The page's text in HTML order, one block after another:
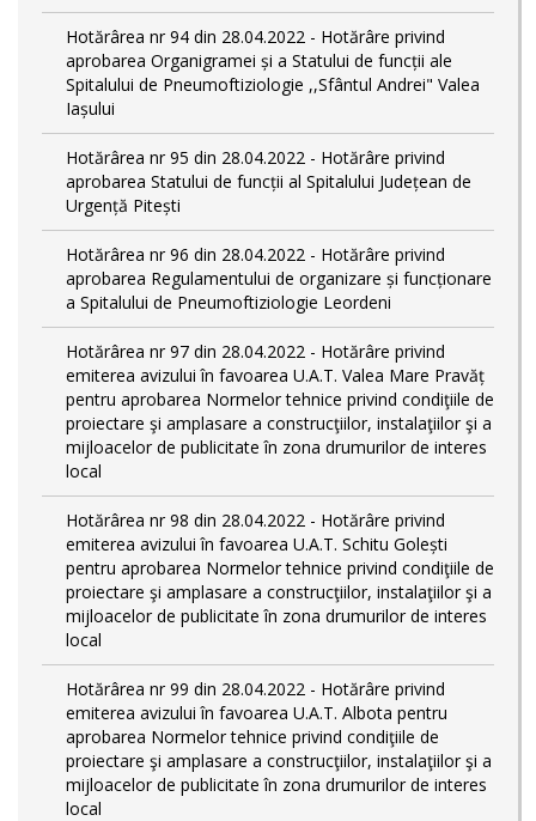
Hotărârea nr 94 din 28.04.2022 - Hotărâre privind
aprobarea Organigramei și a Statului de funcții ale
Spitalului de Pneumoftiziologie ,,Sfântul Andrei" Valea
Iașului
Hotărârea nr 95 din 28.04.2022 - Hotărâre privind
aprobarea Statului de funcții al Spitalului Județean de
Urgență Pitești
Hotărârea nr 96 din 28.04.2022 - Hotărâre privind
aprobarea Regulamentului de organizare și funcționare
a Spitalului de Pneumoftiziologie Leordeni
Hotărârea nr 97 din 28.04.2022 - Hotărâre privind
emiterea avizului în favoarea U.A.T. Valea Mare Pravăț
pentru aprobarea Normelor tehnice privind condiţiile de
proiectare şi amplasare a construcţiilor, instalaţiilor şi a
mijloacelor de publicitate în zona drumurilor de interes
local
Hotărârea nr 98 din 28.04.2022 - Hotărâre privind
emiterea avizului în favoarea U.A.T. Schitu Golești
pentru aprobarea Normelor tehnice privind condiţiile de
proiectare şi amplasare a construcţiilor, instalaţiilor şi a
mijloacelor de publicitate în zona drumurilor de interes
local
Hotărârea nr 99 din 28.04.2022 - Hotărâre privind
emiterea avizului în favoarea U.A.T. Albota pentru
aprobarea Normelor tehnice privind condiţiile de
proiectare şi amplasare a construcţiilor, instalaţiilor şi a
mijloacelor de publicitate în zona drumurilor de interes
local